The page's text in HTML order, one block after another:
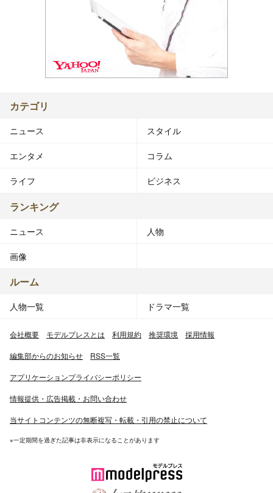
カテゴリ
ニュース スタイル
エンタメ コラム
ライフ ビジネス
ランキング
ニュース 人物
画像
ルーム
人物一覧 ドラマ一覧
会社概要 モデルプレスとは 利用規約 推奨環境 採用情報
編集部からのお知らせ RSS一覧
アプリケーションプライバシーポリシー
情報提供・広告掲載・お問い合わせ
当サイトコンテンツの無断複写・転載・引用の禁止について
※一定期間を過ぎた記事は非表示になることがあります